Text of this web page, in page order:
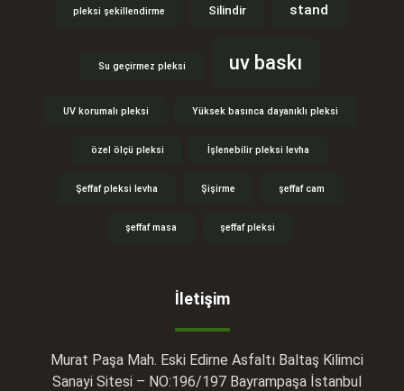
pleksi şekillendirme Silindir stand
Su geçirmez pleksi uv baskı
UV korumalı pleksi Yüksek basınca dayanıklı pleksi
özel ölçü pleksi İşlenebilir pleksi levha
Şeffaf pleksi levha Şişirme şeffaf cam
şeffaf masa şeffaf pleksi
İletişim
Murat Paşa Mah. Eski Edirne Asfaltı Baltaş Kilimci
Sanayi Sitesi – NO:196/197 Bayrampaşa İstanbul